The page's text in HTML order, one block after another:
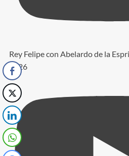
Rey Felipe con Abelardo de la
2026